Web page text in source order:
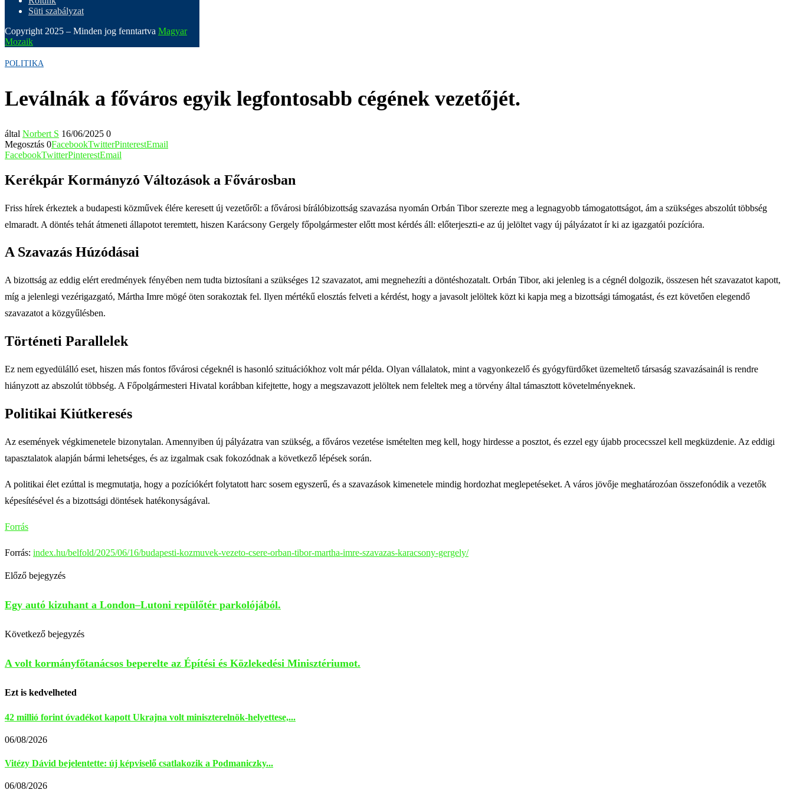
Süti szabályzat
Copyright 2025 – Minden jog fenntartva Magyar
Mozaik
POLITIKA
Leválnák a főváros egyik legfontosabb cégének vezetőjét.
által Norbert S 16/06/2025 0
Megosztás 0FacebookTwitterPinterestEmail
FacebookTwitterPinterestEmail
Kerékpár Kormányzó Változások a Fővárosban
Friss hírek érkeztek a budapesti közművek élére keresett új vezetőről: a fővárosi bírálóbizottság szavazása nyomán Orbán Tibor szerezte meg a legnagyobb támogatottságot, ám a szükséges abszolút többség
elmaradt. A döntés tehát átmeneti állapotot teremtett, hiszen Karácsony Gergely főpolgármester előtt most kérdés áll: előterjeszti-e az új jelöltet vagy új pályázatot ír ki az igazgatói pozícióra.
A Szavazás Húzódásai
A bizottság az eddig elért eredmények fényében nem tudta biztosítani a szükséges 12 szavazatot, ami megnehezíti a döntéshozatalt. Orbán Tibor, aki jelenleg is a cégnél dolgozik, összesen hét szavazatot kapott,
míg a jelenlegi vezérigazgató, Mártha Imre mögé öten sorakoztak fel. Ilyen mértékű elosztás felveti a kérdést, hogy a javasolt jelöltek közt ki kapja meg a bizottsági támogatást, és ezt követően elegendő
szavazatot a közgyűlésben.
Történeti Parallelek
Ez nem egyedülálló eset, hiszen más fontos fővárosi cégeknél is hasonló szituációkhoz volt már példa. Olyan vállalatok, mint a vagyonkezelő és gyógyfürdőket üzemeltető társaság szavazásainál is rendre
hiányzott az abszolút többség. A Főpolgármesteri Hivatal korábban kifejtette, hogy a megszavazott jelöltek nem feleltek meg a törvény által támasztott követelményeknek.
Politikai Kiútkeresés
Az események végkimenetele bizonytalan. Amennyiben új pályázatra van szükség, a főváros vezetése ismételten meg kell, hogy hirdesse a posztot, és ezzel egy újabb procecsszel kell megküzdenie. Az eddigi
tapasztalatok alapján bármi lehetséges, és az izgalmak csak fokozódnak a következő lépések során.
A politikai élet ezúttal is megmutatja, hogy a pozíciókért folytatott harc sosem egyszerű, és a szavazások kimenetele mindig hordozhat meglepetéseket. A város jövője meghatározóan összefonódik a vezetők
képesítésével és a bizottsági döntések hatékonyságával.
Forrás
Forrás: index.hu/belfold/2025/06/16/budapesti-kozmuvek-vezeto-csere-orban-tibor-martha-imre-szavazas-karacsony-gergely/
Előző bejegyzés
Egy autó kizuhant a London–Lutoni repülőtér parkolójából.
Következő bejegyzés
A volt kormányfőtanácsos beperelte az Építési és Közlekedési Minisztériumot.
Ezt is kedvelheted
42 millió forint óvadékot kapott Ukrajna volt miniszterelnök-helyettese,...
06/08/2026
Vitézy Dávid bejelentette: új képviselő csatlakozik a Podmaniczky...
06/08/2026